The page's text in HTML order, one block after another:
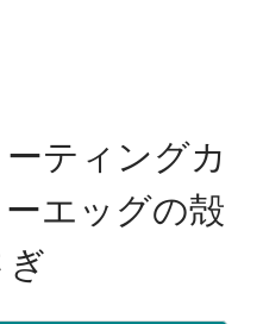
ティングカ
エッグの殻